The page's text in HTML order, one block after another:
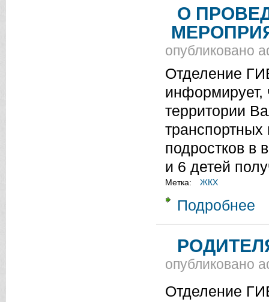
О
опубликовано
Отделение
информирует,
территории
подростков в
и 6 детей
Метка: ЖКХ
Подробнее
опубликовано
Отделение